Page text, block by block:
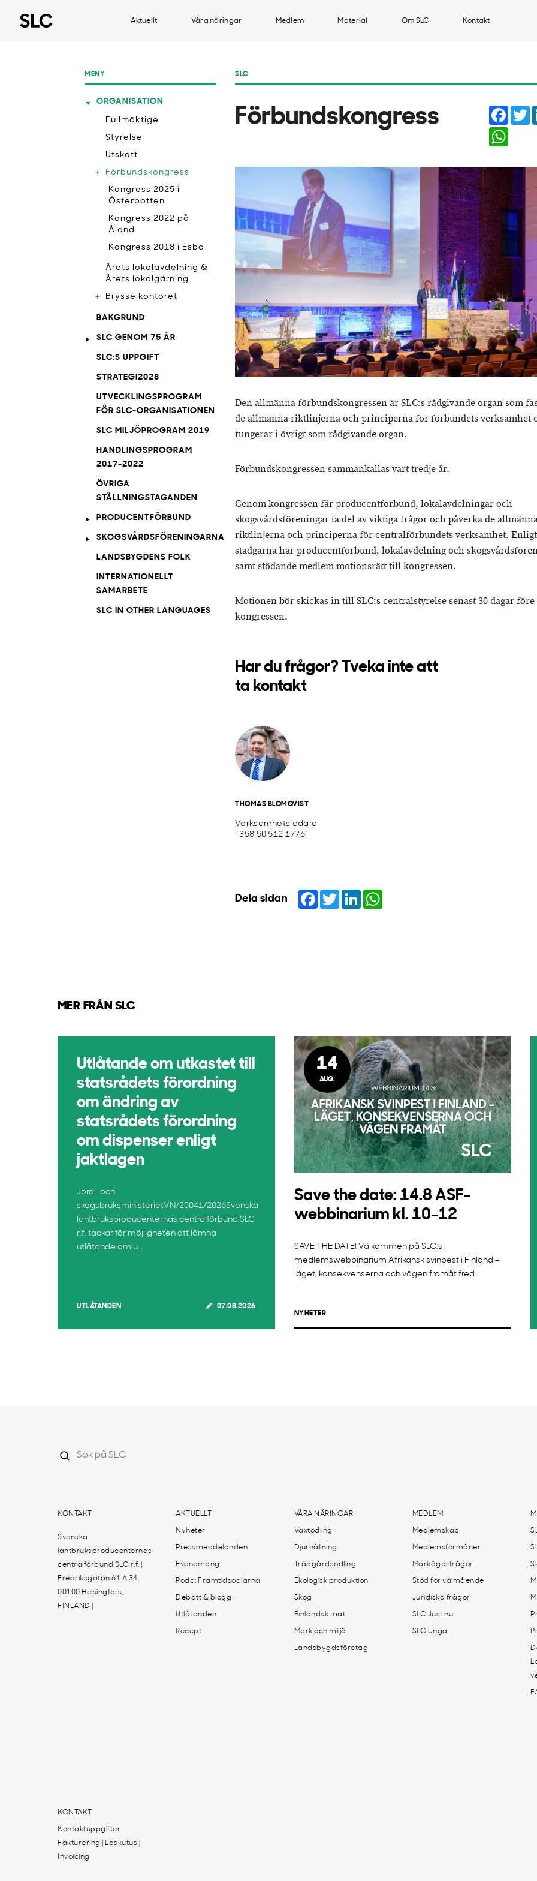
Aktuellt Våra näringar Medlem Material Om SLC Kontakt
SLC
Förbundskongress
Den allmänna förbundskongressen är SLC:s rådgivande organ som
de allmänna riktlinjerna och principerna för förbundets verksamhet
fungerar i övrigt som rådgivande organ.
Förbundskongressen sammankallas vart tredje år.
Genom kongressen får producentförbund, lokalavdelningar och
skogsvårdsföreningar ta del av viktiga frågor och påverka de
riktlinjerna och principerna för centralförbundets verksamhet. Enligt
stadgarna har producentförbund, lokalavdelning och
samt stödande medlem motionsrätt till kongressen.
Motionen bör skickas in till SLC:s centralstyrelse senast 30 dagar före
kongressen.
Har du frågor? Tveka inte att
ta kontakt
THOMAS BLOMQVIST
Verksamhetsledare
+358 50 512 1776
Dela sidan Facebook
TwitterLinkedIn
MENY
ORGANISATION
Fullmäktige
Styrelse
Utskott
Förbundskongress
Kongress 2025 i
Österbotten
Kongress 2022 på
Åland
Kongress 2018 i Esbo
Årets lokalavdelning &
Årets lokalgärning
Brysselkontoret
BAKGRUND
SLC GENOM 75 ÅR
SLC:S UPPGIFT
STRATEGI2028
UTVECKLINGSPROGRAM
FÖR SLC-ORGANISATIONEN
SLC MILJÖPROGRAM 2019
HANDLINGSPROGRAM
2017-2022
ÖVRIGA
STÄLLNINGSTAGANDEN
PRODUCENTFÖRBUND
SKOGSVÅRDSFÖRENINGARNA
LANDSBYGDENS FOLK
INTERNATIONELLT
SAMARBETE
SLC IN OTHER LANGUAGES
MER FRÅN SLC
Utlåtande om utkastet till
statsrådets förordning
om ändring av
statsrådets förordning
om dispenser enligt
jaktlagen
Jord- och
skogsbruksministerietVN/20041/2026Svenska
lantbruksproducenternas centralförbund SLC
r.f. tackar för möjligheten att lämna
utlåtande om u...
UTLÅTANDEN 07.08.2026
14
AUG.
Save the date: 14.8 ASF-
webbinarium kl. 10-12
SAVE THE DATE! Välkommen på SLC:s
medlemswebbinarium Afrikansk svinpest i Finland –
läget, konsekvenserna och vägen framåt fred...
NYHETER
KONTAKT
Svenska
lantbruksproducenternas
centralförbund SLC r.f. |
Fredriksgatan 61 A 34,
00100 Helsingfors,
FINLAND |
AKTUELLT
Nyheter
Pressmeddelanden
Evenemang
Podd: Framtidsodlarna
Debatt & blogg
Utlåtanden
Recept
VÅRA NÄRINGAR
Växtodling
Djurhållning
Trädgårdsodling
Ekologisk produktion
Skog
Finländsk mat
Mark och miljö
Landsbygdsföretag
MEDLEM
Medlemskap
Medlemsförmåner
Markägarfrågor
Stöd för välmående
Juridiska frågor
SLC Just nu
SLC Unga
KONTAKT
Kontaktuppgifter
Fakturering | Laskutus |
Invoicing